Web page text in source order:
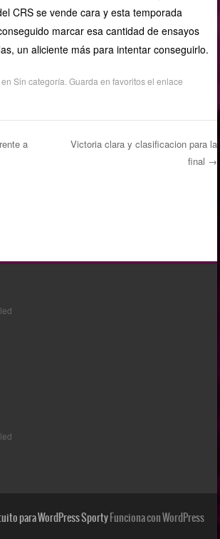
CRS se vende cara y esta temporada
marcar esa cantidad de ensayos
un aliciente más para intentar conseguirlo.
enSin categoría . Guarda en favoritos elenlace
de entradas
a
Victoria clara y clasificacion para la
final →
para WordPress SportyFunciona con WordPress